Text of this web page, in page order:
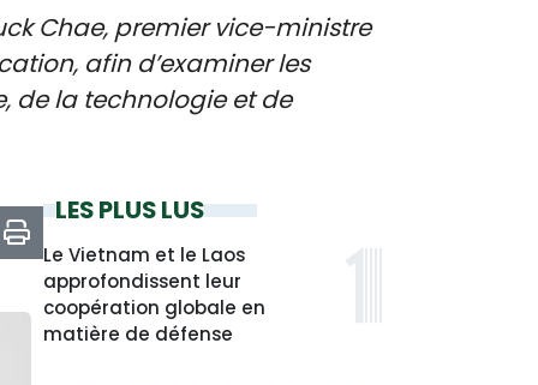
Chae, premier vice-ministre
afin d’examiner les
de la technologie et de
LES PLUS LUS
Le Vietnam et le Laos
approfondissent leur
coopération globale en
matière de défense